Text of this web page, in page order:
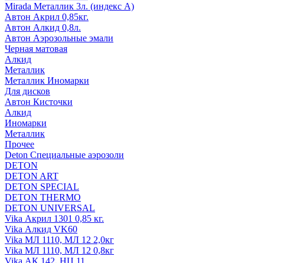
Mirada Металлик 3л. (индекс А)
Автон Акрил 0,85кг.
Автон Алкид 0,8л.
Автон Аэрозольные эмали
Черная матовая
Алкид
Металлик
Металлик Иномарки
Для дисков
Автон Кисточки
Алкид
Иномарки
Металлик
Прочее
Deton Специальные аэрозоли
DETON
DETON ART
DETON SPECIAL
DETON THERMO
DETON UNIVERSAL
Vika Акрил 1301 0,85 кг.
Vika Алкид VK60
Vika МЛ 1110, МЛ 12 2,0кг
Vika МЛ 1110, МЛ 12 0,8кг
Vika АК 142, НЦ 11